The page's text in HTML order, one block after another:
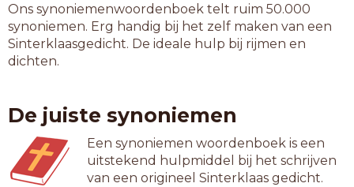
Ons synoniemenwoordenboek telt ruim 50.000
synoniemen. Erg handig bij het zelf maken van een
Sinterklaasgedicht. De ideale hulp bij rijmen en
dichten.
De juiste synoniemen
Een synoniemen woordenboek is een
uitstekend hulpmiddel bij het schrijven
van een origineel Sinterklaas gedicht.